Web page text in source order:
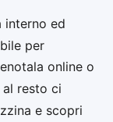
interno ed
per
online o
al resto ci
e scopri